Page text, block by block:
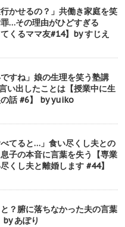
行かせるの？」共働き家庭を笑
…その理由がひどすぎる
てくるママ友#14】by すじえ
ですね」娘の生理を笑う塾講
い出したことは【授業中に生
話 #6】 by yuiko
べてると…」食い尽くし夫との
子の本音に言葉を失う【専業
くし夫と離婚します #44】
？腑に落ちなかった夫の言葉
by あぽり